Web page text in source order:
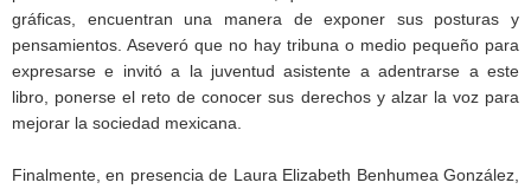
gráficas, encuentran una manera de exponer sus posturas y
pensamientos. Aseveró que no hay tribuna o medio pequeño para
expresarse e invitó a la juventud asistente a adentrarse a este
libro, ponerse el reto de conocer sus derechos y alzar la voz para
mejorar la sociedad mexicana.
Finalmente, en presencia de Laura Elizabeth Benhumea González,